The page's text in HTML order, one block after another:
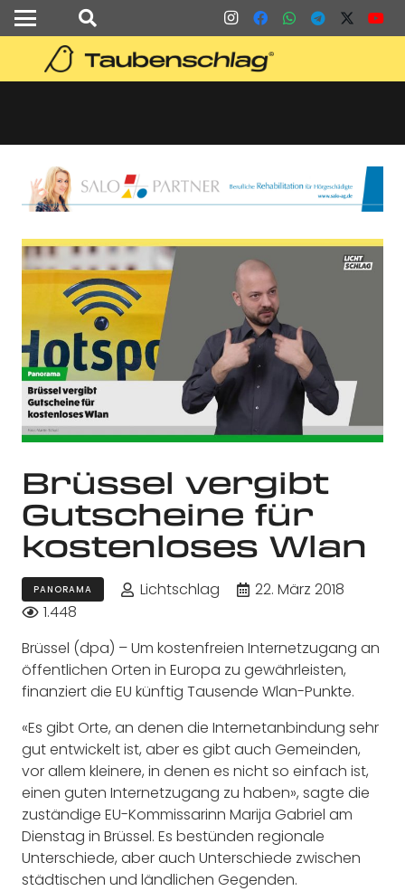
Brüssel vergibt
Gutscheine für
kostenloses Wlan
PANORAMA Lichtschlag
22. März 2018
1.448
Brüssel (dpa) – Um kostenfreien Internetzugang an
öffentlichen Orten in Europa zu gewährleisten,
finanziert die EU künftig Tausende Wlan-Punkte.
«Es gibt Orte, an denen die Internetanbindung sehr
gut entwickelt ist, aber es gibt auch Gemeinden,
vor allem kleinere, in denen es nicht so einfach ist,
einen guten Internetzugang zu haben», sagte die
zuständige EU-Kommissarinn Marija Gabriel am
Dienstag in Brüssel. Es bestünden regionale
Unterschiede, aber auch Unterschiede zwischen
städtischen und ländlichen Gegenden.